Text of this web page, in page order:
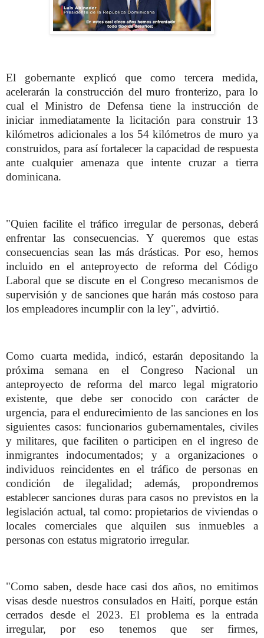
El gobernante explicó que como tercera medida,
acelerarán la construcción del muro fronterizo, para lo
cual el Ministro de Defensa tiene la instrucción de
iniciar inmediatamente la licitación para construir 13
kilómetros adicionales a los 54 kilómetros de muro ya
construidos, para así fortalecer la capacidad de respuesta
ante cualquier amenaza que intente cruzar a tierra
dominicana.
"Quien facilite el tráfico irregular de personas, deberá
enfrentar las consecuencias. Y queremos que estas
consecuencias sean las más drásticas. Por eso, hemos
incluido en el anteproyecto de reforma del Código
Laboral que se discute en el Congreso mecanismos de
supervisión y de sanciones que harán más costoso para
los empleadores incumplir con la ley", advirtió.
Como cuarta medida, indicó, estarán depositando la
próxima semana en el Congreso Nacional un
anteproyecto de reforma del marco legal migratorio
existente, que debe ser conocido con carácter de
urgencia, para el endurecimiento de las sanciones en los
siguientes casos: funcionarios gubernamentales, civiles
y militares, que faciliten o participen en el ingreso de
inmigrantes indocumentados; y a organizaciones o
individuos reincidentes en el tráfico de personas en
condición de ilegalidad; además, propondremos
establecer sanciones duras para casos no previstos en la
legislación actual, tal como: propietarios de viviendas o
locales comerciales que alquilen sus inmuebles a
personas con estatus migratorio irregular.
"Como saben, desde hace casi dos años, no emitimos
visas desde nuestros consulados en Haití, porque están
cerrados desde el 2023. El problema es la entrada
irregular, por eso tenemos que ser firmes,